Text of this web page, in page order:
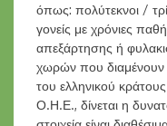
όπως: πολύτεκνοι /
γονείς με χρόνιες
απεξάρτησης ή
χωρών που διαμένουν
του ελληνικού
Ο.Η.Ε., δίνεται η